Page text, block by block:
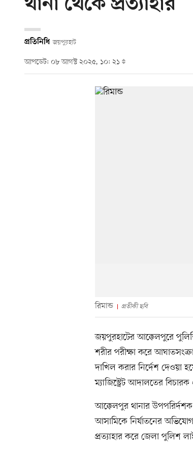
থানা থেকে প্রত্যাহার
প্রতিনিধি জয়পুরহাট
আপডেট: ০৮ আগস্ট ২০২৫, ১০: ২১
রিমান্ড প্রতীকী ছবি
জয়পুরহাটের আক্কেলপুরে
শরীর পরীক্ষা করে
দাখিল করার নির্দেশ দেওয়া
ম্যাজিস্ট্রেট আদালতের
আক্কেলপুর থানার
আসামিকে নির্যাতনের
প্রত্যাহার করে জেলা পুলিশ